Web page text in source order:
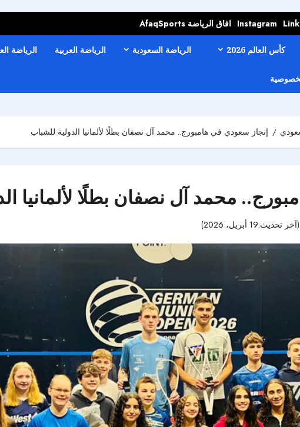
Instagram افاق الرياضة AfaqSports
كأس العالم 2026 الرياضة السعودية الرياضة العربية الرياضة
إنجاز سعودي في هامبورج.. محمد آل نصفان بطلًا لألمانيا الدولية للشباب
محمد آل نصفان بطلًا لألمانيا